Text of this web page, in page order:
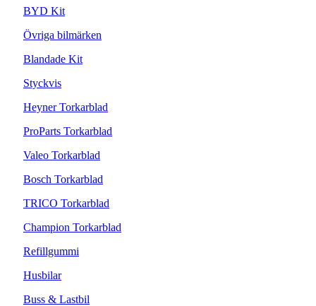
BYD Kit
Övriga bilmärken
Blandade Kit
Styckvis
Heyner Torkarblad
ProParts Torkarblad
Valeo Torkarblad
Bosch Torkarblad
TRICO Torkarblad
Champion Torkarblad
Refillgummi
Husbilar
Buss & Lastbil